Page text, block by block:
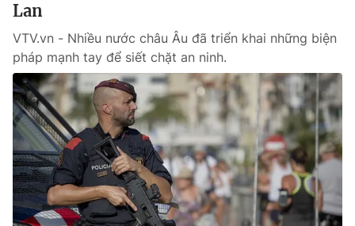
Phim VTV
Hậu trường
Nhân vật
Khán giả
Giải sao mai
Giải trí
Điện ảnh
Âm nhạc
Sao
Đời sống
Du lịch
Làm đẹp
Chất lượng cuộc sống
Giáo dục
Tuyển sinh
Học trực tuyến
Công nghệ
Hitech Công nghệ tương lai
Giao lưu trực tuyến
Lan
VTV.vn - Nhiều nước châu Âu đã triển khai những biện
pháp mạnh tay để siết chặt an ninh.